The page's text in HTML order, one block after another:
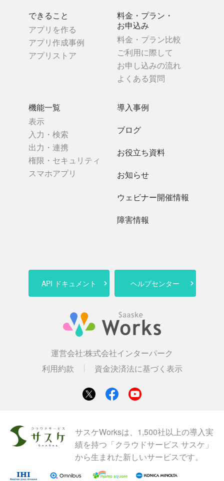
できること
アプリを作る
アプリ作成事例
アプリストア
機能一覧
表示
入力・検索
出力・連携
権限・セキュリティ
スマホアプリ
料金・プラン・
お申込み
料金・プラン比較
ご利用に際して
お申し込みの流れ
よくある質問
導入事例
ブログ
お役立ち資料
お知らせ
ウェビナー開催情報
障害情報
API ドキュメント ヘルプセンター
運営会社:株式会社インターパーク
利用約款
資金決済法に基づく表示
サスケWorksは、1,500社以上の導入実
績を持つ「クラウドサービス サスケ」
から生まれた新しいサービスです。